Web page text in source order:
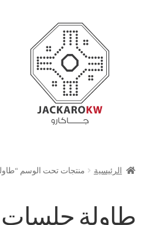
navigation
content
حسابي
الرئيسية منتجات تحت الوسم
طاولة جلسات